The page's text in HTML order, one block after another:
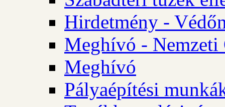
Hirdetmény -
Meghívó - Nemzeti
Meghívó
Pályaépítési